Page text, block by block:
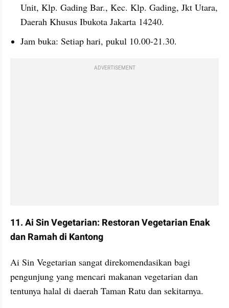
Unit, Klp. Gading Bar., Kec. Klp. Gading, Jkt Utara,
Daerah Khusus Ibukota Jakarta 14240.
Jam buka: Setiap hari, pukul 10.00-21.30.
ADVERTISEMENT
11. Ai Sin Vegetarian: Restoran Vegetarian Enak
dan Ramah di Kantong
Ai Sin Vegetarian sangat direkomendasikan bagi
pengunjung yang mencari makanan vegetarian dan
tentunya halal di daerah Taman Ratu dan sekitarnya.